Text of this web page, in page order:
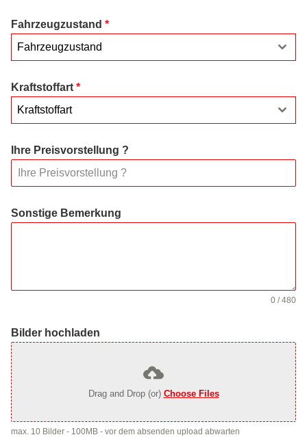
Fahrzeugzustand *
Fahrzeugzustand
Kraftstoffart *
Kraftstoffart
Ihre Preisvorstellung ?
Sonstige Bemerkung
0 / 480
Bilder hochladen
Drag and Drop (or) Choose Files
max. 10 Bilder - 100MB - vor dem absenden upload abwarten